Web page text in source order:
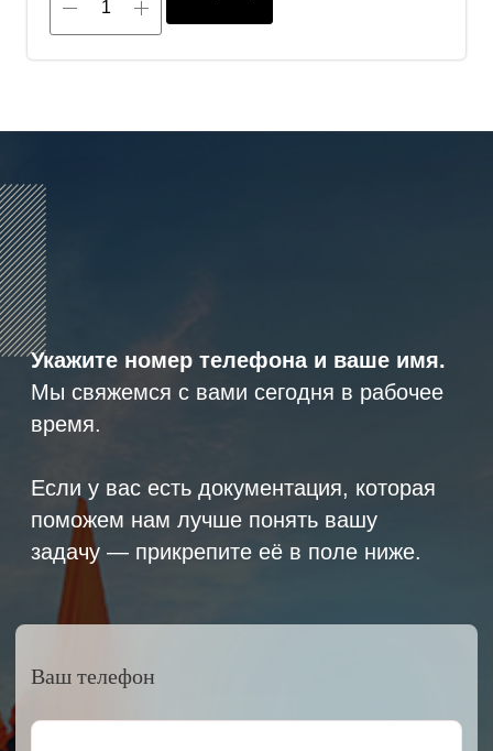
я Брянская, д.34А, офис 401
ИНН 2466160772 КПП 246601001 ОГРН
1152468015391
2023 © ARMET GROUP
Политика конфиденциальности